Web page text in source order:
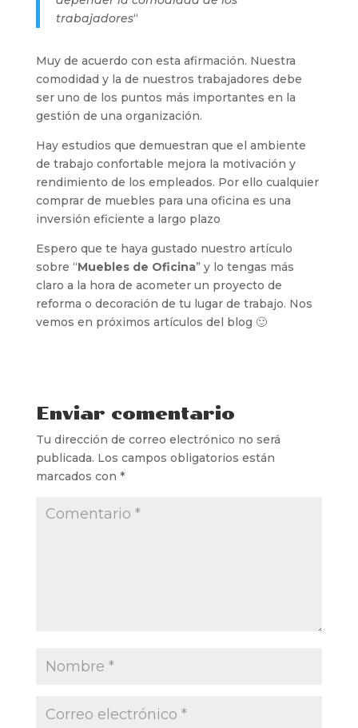
trabajadores“
Muy de acuerdo con esta afirmación. Nuestra
comodidad y la de nuestros trabajadores debe
ser uno de los puntos más importantes en la
gestión de una organización.
Hay estudios que demuestran que el ambiente
de trabajo confortable mejora la motivación y
rendimiento de los empleados. Por ello cualquier
comprar de muebles para una oficina es una
inversión eficiente a largo plazo
Espero que te haya gustado nuestro artículo
sobre “Muebles de Oficina” y lo tengas más
claro a la hora de acometer un proyecto de
reforma o decoración de tu lugar de trabajo. Nos
vemos en próximos artículos del blog 🙂
Enviar comentario
Tu dirección de correo electrónico no será
publicada. Los campos obligatorios están
marcados con *